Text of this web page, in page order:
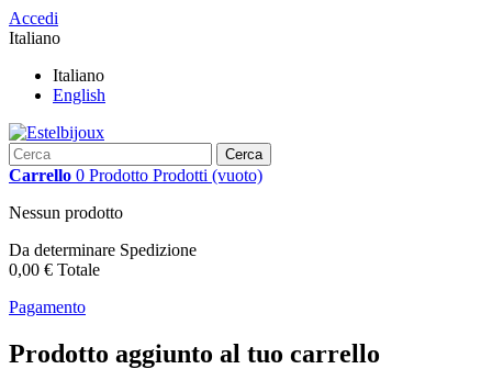
Accedi
Italiano
Italiano
English
Cerca
Carrello 0 Prodotto Prodotti (vuoto)
Nessun prodotto
Da determinare Spedizione
0,00 € Totale
Pagamento
Prodotto aggiunto al tuo carrello